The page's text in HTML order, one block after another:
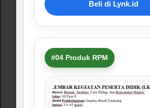
Tanya via WhatsApp
Beli di Lynk.id
#05 Produk RPM